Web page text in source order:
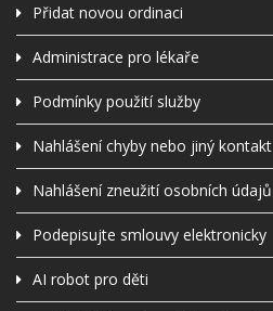
Přidat novou ordinaci
Administrace pro lékaře
Podmínky použití služby
Nahlášení chyby nebo jiný kontakt
Nahlášení zneužití osobních údajů
Podepisujte smlouvy elektronicky
AI robot pro děti